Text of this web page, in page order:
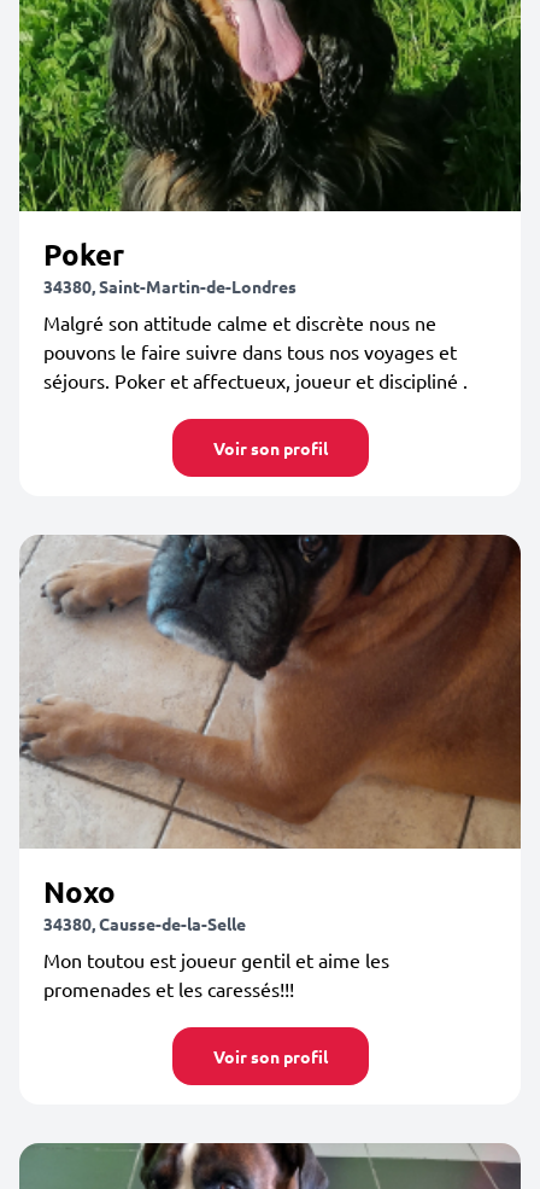
Poker
34380, Saint-Martin-de-Londres
Malgré son attitude calme et discrète nous ne
pouvons le faire suivre dans tous nos voyages et
séjours. Poker et affectueux, joueur et discipliné .
Voir son profil
Noxo
34380, Causse-de-la-Selle
Mon toutou est joueur gentil et aime les
promenades et les caressés!!!
Voir son profil